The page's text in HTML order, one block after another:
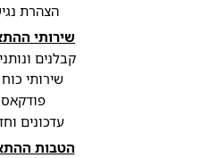
הצהרת
שירותי
קבלנים
שירותי
עדכונים
הטבות